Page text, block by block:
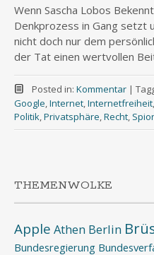
Wenn Sascha Lobos
Denkprozess in Gang setzt
nicht doch nur dem
der Tat einen wertvollen
Posted in: Kommentar |
Google,Internet,Internetfreiheit,
Politik,Privatsphäre,Recht,
THEMENWOLKE
Apple Athen Berlin
Bundesregierung